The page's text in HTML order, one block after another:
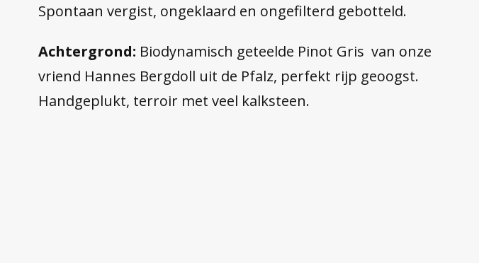
Spontaan vergist, ongeklaard en ongefilterd gebotteld.
Achtergrond: Biodynamisch geteelde Pinot Gris van onze
vriend Hannes Bergdoll uit de Pfalz, perfekt rijp geoogst.
Handgeplukt, terroir met veel kalksteen.